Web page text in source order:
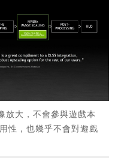
放大，不會參與遊戲本
性，也幾乎不會對遊戲